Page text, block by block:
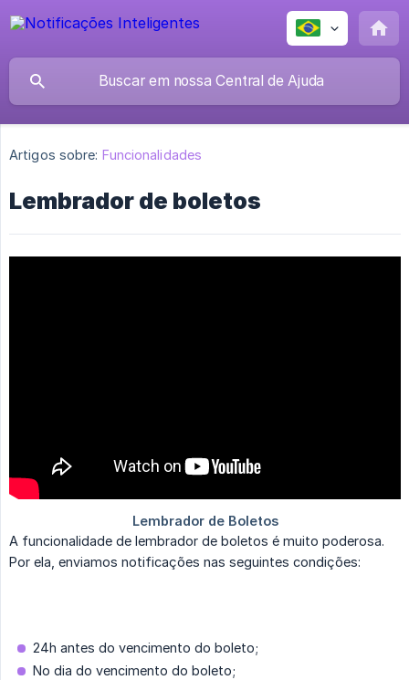
Artigos sobre: Funcionalidades
Lembrador de boletos
A funcionalidade de lembrador de boletos é muito poderosa.
Por ela, enviamos notificações nas seguintes condições:
24h antes do vencimento do boleto;
No dia do vencimento do boleto;